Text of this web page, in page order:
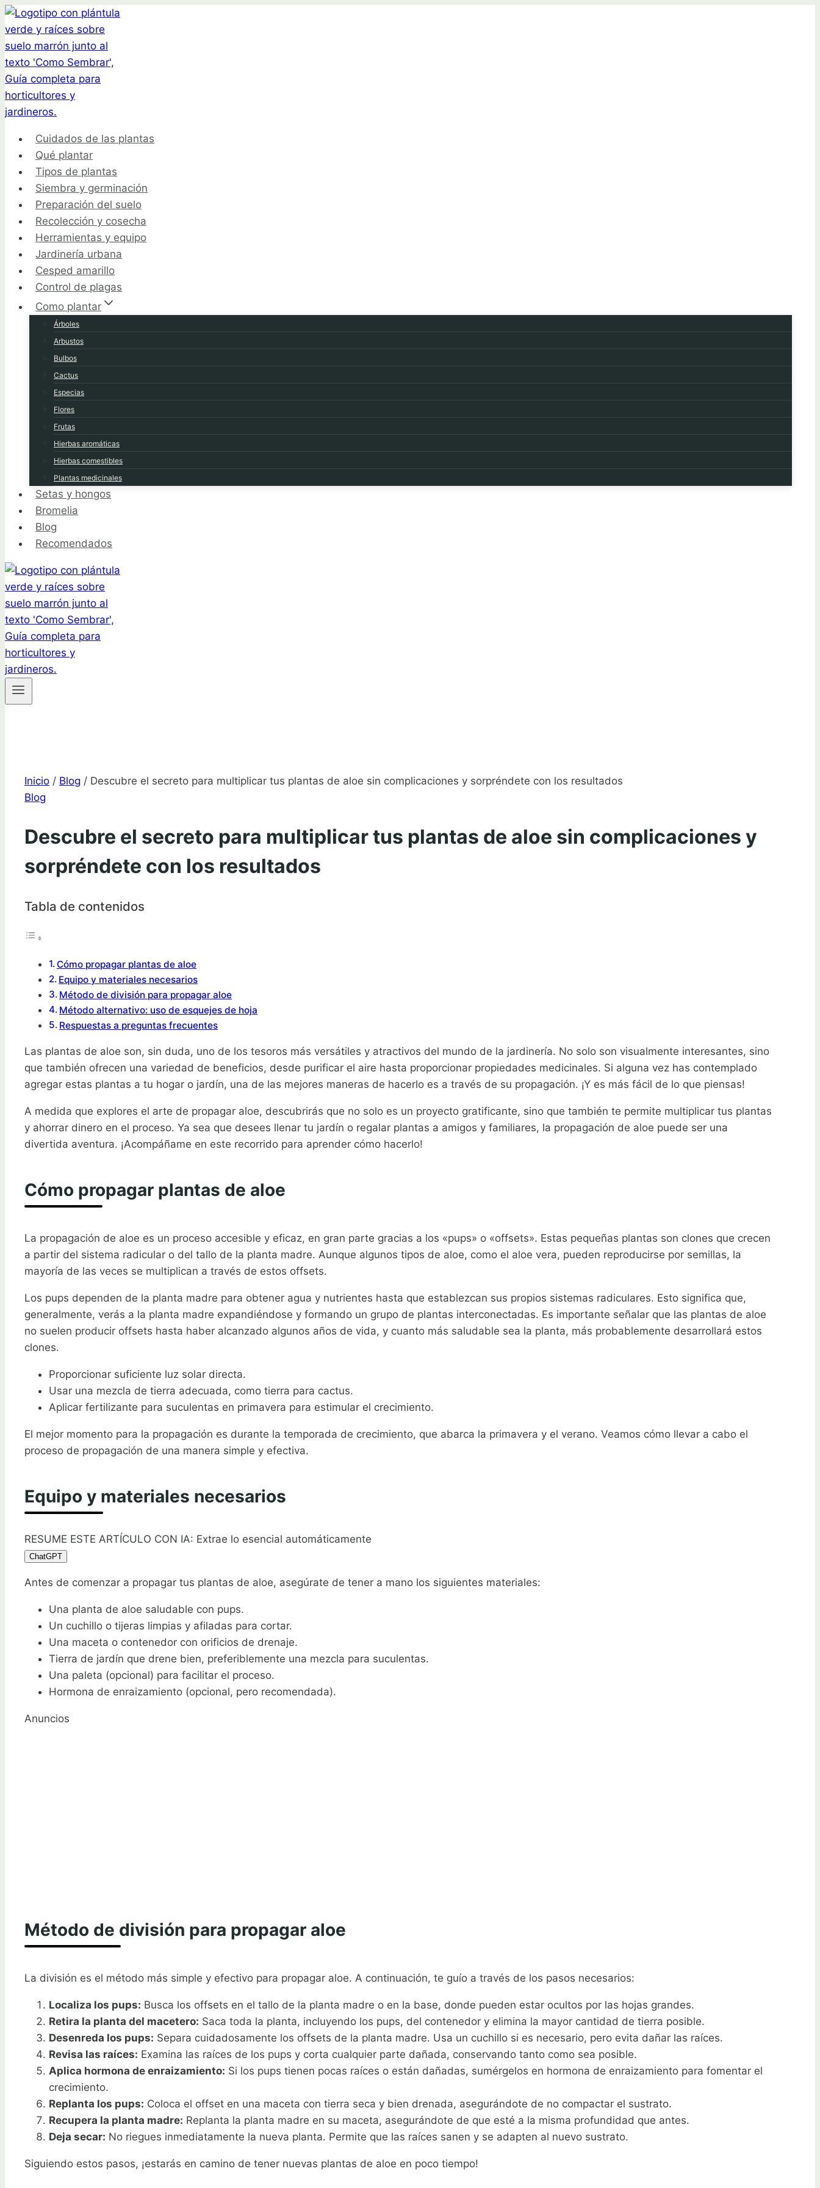
Saltar
al
contenido
Cuidados de las plantas
Qué plantar
Tipos de plantas
Siembra y germinación
Preparación del suelo
Recolección y cosecha
Herramientas y equipo
Jardinería urbana
Cesped amarillo
Control de plagas
Como plantar
Árboles
Arbustos
Bulbos
Cactus
Especias
Flores
Frutas
Hierbas aromáticas
Hierbas comestibles
Plantas medicinales
Setas y hongos
Bromelia
Blog
Recomendados
Inicio / Blog / Descubre el secreto para multiplicar tus plantas de aloe sin complicaciones y sorpréndete con los resultados
Blog
Descubre el secreto para multiplicar tus plantas de aloe sin complicaciones y
sorpréndete con los resultados
Tabla de contenidos
Cómo propagar plantas de aloe
Equipo y materiales necesarios
Método de división para propagar aloe
Método alternativo: uso de esquejes de hoja
Respuestas a preguntas frecuentes
Las plantas de aloe son, sin duda, uno de los tesoros más versátiles y atractivos del mundo de la jardinería. No solo son visualmente interesantes, sino
que también ofrecen una variedad de beneficios, desde purificar el aire hasta proporcionar propiedades medicinales. Si alguna vez has contemplado
agregar estas plantas a tu hogar o jardín, una de las mejores maneras de hacerlo es a través de su propagación. ¡Y es más fácil de lo que piensas!
A medida que explores el arte de propagar aloe, descubrirás que no solo es un proyecto gratificante, sino que también te permite multiplicar tus plantas
y ahorrar dinero en el proceso. Ya sea que desees llenar tu jardín o regalar plantas a amigos y familiares, la propagación de aloe puede ser una
divertida aventura. ¡Acompáñame en este recorrido para aprender cómo hacerlo!
Cómo propagar plantas de aloe
La propagación de aloe es un proceso accesible y eficaz, en gran parte gracias a los «pups» o «offsets». Estas pequeñas plantas son clones que crecen
a partir del sistema radicular o del tallo de la planta madre. Aunque algunos tipos de aloe, como el aloe vera, pueden reproducirse por semillas, la
mayoría de las veces se multiplican a través de estos offsets.
Los pups dependen de la planta madre para obtener agua y nutrientes hasta que establezcan sus propios sistemas radiculares. Esto significa que,
generalmente, verás a la planta madre expandiéndose y formando un grupo de plantas interconectadas. Es importante señalar que las plantas de aloe
no suelen producir offsets hasta haber alcanzado algunos años de vida, y cuanto más saludable sea la planta, más probablemente desarrollará estos
clones.
Proporcionar suficiente luz solar directa.
Usar una mezcla de tierra adecuada, como tierra para cactus.
Aplicar fertilizante para suculentas en primavera para estimular el crecimiento.
El mejor momento para la propagación es durante la temporada de crecimiento, que abarca la primavera y el verano. Veamos cómo llevar a cabo el
proceso de propagación de una manera simple y efectiva.
Equipo y materiales necesarios
RESUME ESTE ARTÍCULO CON IA: Extrae lo esencial automáticamente
ChatGPT
Antes de comenzar a propagar tus plantas de aloe, asegúrate de tener a mano los siguientes materiales:
Una planta de aloe saludable con pups.
Un cuchillo o tijeras limpias y afiladas para cortar.
Una maceta o contenedor con orificios de drenaje.
Tierra de jardín que drene bien, preferiblemente una mezcla para suculentas.
Una paleta (opcional) para facilitar el proceso.
Hormona de enraizamiento (opcional, pero recomendada).
Anuncios
Método de división para propagar aloe
La división es el método más simple y efectivo para propagar aloe. A continuación, te guío a través de los pasos necesarios:
Localiza los pups: Busca los offsets en el tallo de la planta madre o en la base, donde pueden estar ocultos por las hojas grandes.
Retira la planta del macetero: Saca toda la planta, incluyendo los pups, del contenedor y elimina la mayor cantidad de tierra posible.
Desenreda los pups: Separa cuidadosamente los offsets de la planta madre. Usa un cuchillo si es necesario, pero evita dañar las raíces.
Revisa las raíces: Examina las raíces de los pups y corta cualquier parte dañada, conservando tanto como sea posible.
Aplica hormona de enraizamiento: Si los pups tienen pocas raíces o están dañadas, sumérgelos en hormona de enraizamiento para fomentar el
crecimiento.
Replanta los pups: Coloca el offset en una maceta con tierra seca y bien drenada, asegurándote de no compactar el sustrato.
Recupera la planta madre: Replanta la planta madre en su maceta, asegurándote de que esté a la misma profundidad que antes.
Deja secar: No riegues inmediatamente la nueva planta. Permite que las raíces sanen y se adapten al nuevo sustrato.
Siguiendo estos pasos, ¡estarás en camino de tener nuevas plantas de aloe en poco tiempo!